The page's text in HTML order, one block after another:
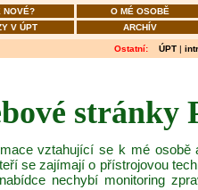
NOVÉ? O MÉ OSOBĚ
V ÚPT ARCHÍV
Ostatní: ÚPT |
stránky
vztahující se k mé
se zajímají o přístrojovou
nechybí monitoring